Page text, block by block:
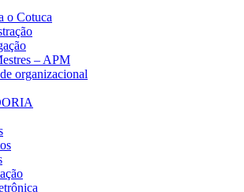
o Cotuca
– APM
organizacional